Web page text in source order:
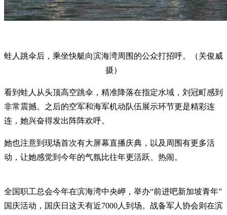
蛙人跳伞后，乘坐快艇向滨海湾周围的公众打招呼。（关俊威
摄）
看到蛙人从头顶高空跳伞，精准降落在指定水域，刘冠町感到
非常震撼。之后的空军和海军机动队伍展示环节更是精彩连
连，她兴奋得发出阵阵欢呼。
她也注意到现场首次有大屏幕直播庆典，以及周围有更多活
动，让她感觉到今年的气氛比往年更活跃、热闹。
全国职工总会今年在滨海湾中央岬，举办“前进吧新加坡青年”
国庆活动，国庆日这天有近7000人到场。战备军人协会则在滨